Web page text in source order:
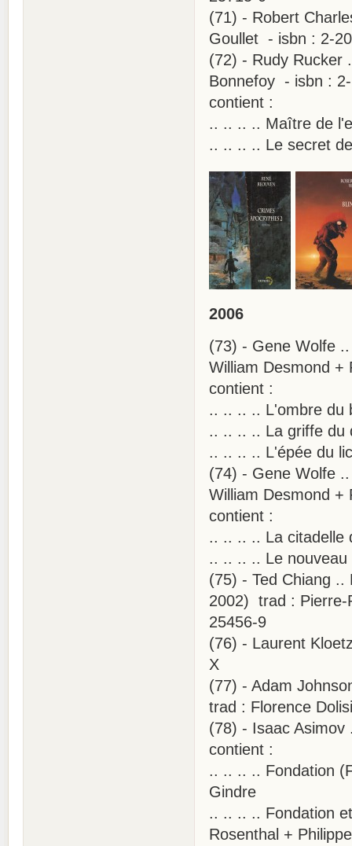
(71) - Robert
Goullet - isbn : 2-
(72) - Rudy Rucker
Bonnefoy - isbn :
contient :
.. .. .. .. Maître de
.. .. .. .. Le secret
2006
(73) - Gene Wolfe
William Desmond
contient :
.. .. .. .. L'ombre du
.. .. .. .. La griffe du
.. .. .. .. L'épée du
(74) - Gene Wolfe
William Desmond
contient :
.. .. .. .. La citadelle
.. .. .. .. Le nouveau
(75) - Ted Chiang
2002) trad : Pierre-
25456-9
(76) - Laurent
X
(77) - Adam
trad : Florence
(78) - Isaac
contient :
.. .. .. .. Fondation
Gindre
.. .. .. .. Fondation
Rosenthal +